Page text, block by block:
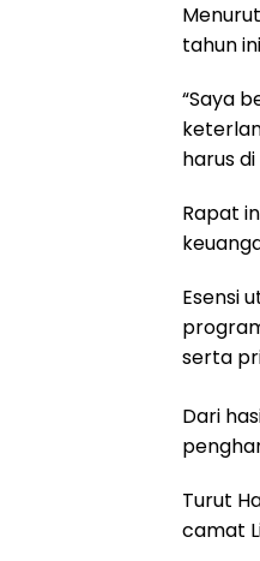
tahun
“Saya
harus
Rapat
Esensi
serta
Dari
Turut
camat